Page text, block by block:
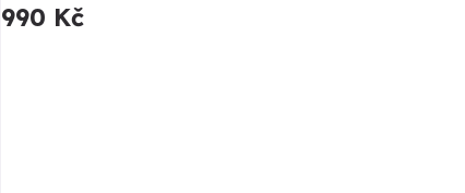
990 Kč